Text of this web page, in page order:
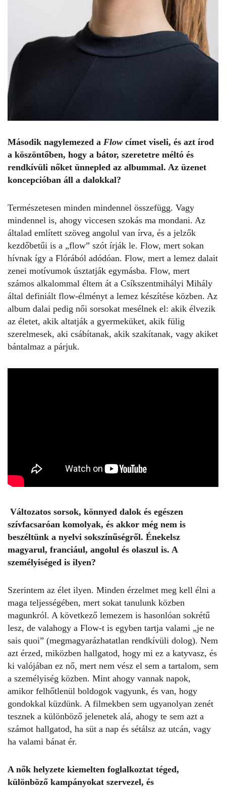
Második nagylemezed a Flow címet viseli, és azt írod
a köszöntőben, hogy a bátor, szeretetre méltó és
rendkívüli nőket ünnepled az albummal. Az üzenet
koncepcióban áll a dalokkal?
Természetesen minden mindennel összefügg. Vagy
mindennel is, ahogy viccesen szokás ma mondani. Az
általad említett szöveg angolul van írva, és a jelzők
kezdőbetűi is a „flow” szót írják le. Flow, mert sokan
hívnak így a Flórából adódóan. Flow, mert a lemez dalait
zenei motívumok úsztatják egymásba. Flow, mert
számos alkalommal éltem át a Csíkszentmihályi Mihály
által definiált flow-élményt a lemez készítése közben. Az
album dalai pedig női sorsokat mesélnek el: akik élvezik
az életet, akik altatják a gyermeküket, akik fülig
szerelmesek, aki csábítanak, akik szakítanak, vagy akiket
bántalmaz a párjuk.
Változatos sorsok, könnyed dalok és egészen
szívfacsaróan komolyak, és akkor még nem is
beszéltünk a nyelvi sokszínűségről. Énekelsz
magyarul, franciául, angolul és olaszul is. A
személyiséged is ilyen?
Szerintem az élet ilyen. Minden érzelmet meg kell élni a
maga teljességében, mert sokat tanulunk közben
magunkról. A következő lemezem is hasonlóan sokrétű
lesz, de valahogy a Flow-t is egyben tartja valami „je ne
sais quoi” (megmagyarázhatatlan rendkívüli dolog). Nem
azt érzed, miközben hallgatod, hogy mi ez a katyvasz, és
ki valójában ez nő, mert nem vész el sem a tartalom, sem
a személyiség közben. Mint ahogy vannak napok,
amikor felhőtlenül boldogok vagyunk, és van, hogy
gondokkal küzdünk. A filmekben sem ugyanolyan zenét
tesznek a különböző jelenetek alá, ahogy te sem azt a
számot hallgatod, ha süt a nap és sétálsz az utcán, vagy
ha valami bánat ér.
A nők helyzete kiemelten foglalkoztat téged,
különböző kampányokat szervezel, és